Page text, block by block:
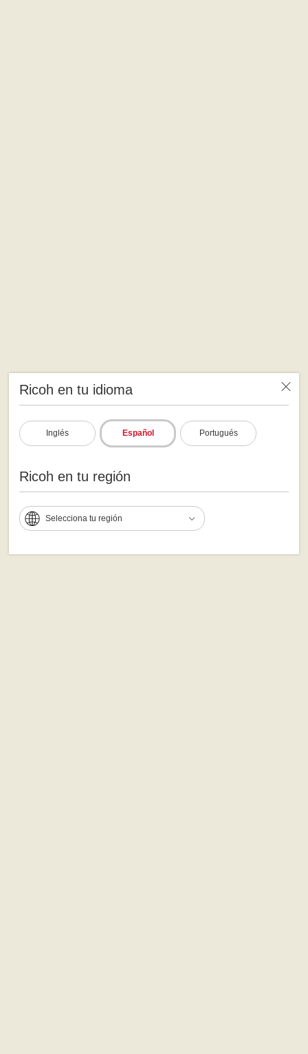
Ricoh en tu idioma
Inglés Español Portugués
Ricoh en tu región
Selecciona tu región